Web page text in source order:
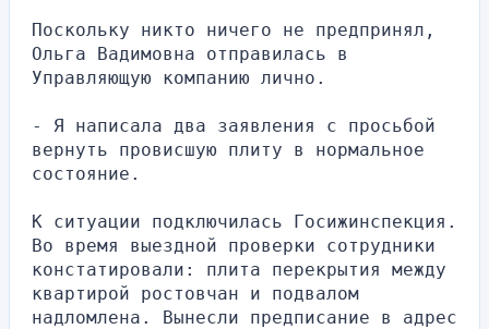
Поскольку никто ничего не предпринял,
Ольга Вадимовна отправилась в
Управляющую компанию лично.
- Я написала два заявления с просьбой
вернуть провисшую плиту в нормальное
состояние.
К ситуации подключилась Госижинспекция.
Во время выездной проверки сотрудники
констатировали: плита перекрытия между
квартирой ростовчан и подвалом
надломлена. Вынесли предписание в адрес